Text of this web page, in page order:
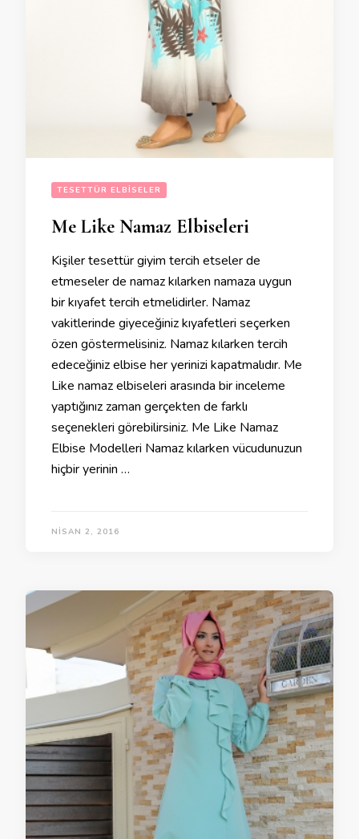
TESETTÜR ELBISELER
Me Like Namaz Elbiseleri
Kişiler tesettür giyim tercih etseler de
etmeseler de namaz kılarken namaza uygun
bir kıyafet tercih etmelidirler. Namaz
vakitlerinde giyeceğiniz kıyafetleri seçerken
özen göstermelisiniz. Namaz kılarken tercih
edeceğiniz elbise her yerinizi kapatmalıdır. Me
Like namaz elbiseleri arasında bir inceleme
yaptığınız zaman gerçekten de farklı
seçenekleri görebilirsiniz. Me Like Namaz
Elbise Modelleri Namaz kılarken vücudunuzun
hiçbir yerinin …
NISAN 2, 2016